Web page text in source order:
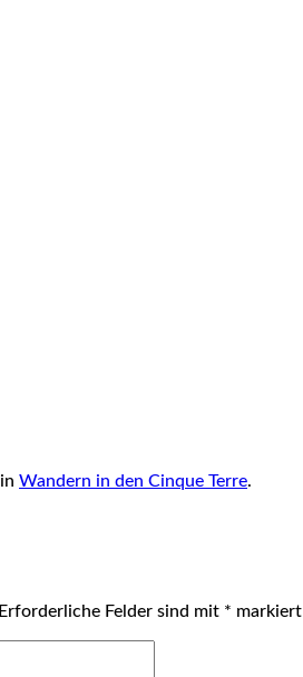
in Wandern in den Cinque Terre.
Erforderliche Felder sind mit * markiert